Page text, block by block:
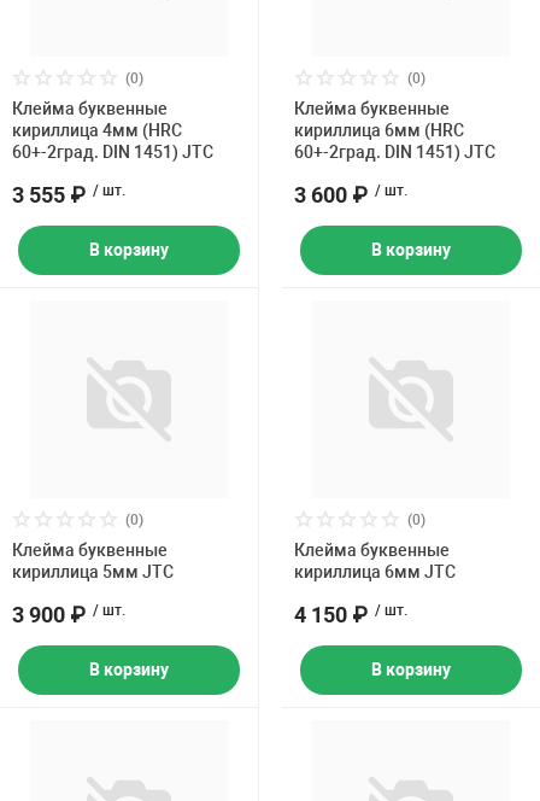
(0)
Клейма буквенные
кириллица 4мм (HRC
60+-2град. DIN 1451) JTC
3 555 ₽ / шт.
В корзину
(0)
Клейма буквенные
кириллица 6мм (HRC
60+-2град. DIN 1451) JTC
3 600 ₽ / шт.
В корзину
(0)
Клейма буквенные
кириллица 5мм JTC
3 900 ₽ / шт.
В корзину
(0)
Клейма буквенные
кириллица 6мм JTC
4 150 ₽ / шт.
В корзину